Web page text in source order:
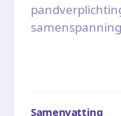
Samenvatting